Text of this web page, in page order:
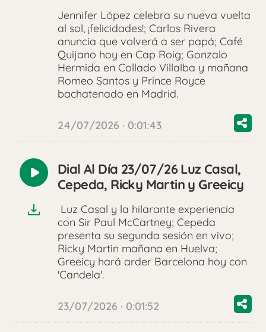
Jennifer López celebra su nueva vuelta
al sol, ¡felicidades!; Carlos Rivera
anuncia que volverá a ser papá; Café
Quijano hoy en Cap Roig; Gonzalo
Hermida en Collado Villalba y mañana
Romeo Santos y Prince Royce
bachatenado en Madrid.
24/07/2026 · 0:01:43
Reproducir
audio
Dial Al Día 23/07/26 Luz Casal,
Cepeda, Ricky Martin y Greeicy
Luz Casal y la hilarante experiencia
con Sir Paul McCartney; Cepeda
presenta su segunda sesión en vivo;
Ricky Martin mañana en Huelva;
Greeicy hará arder Barcelona hoy con
'Candela'.
23/07/2026 · 0:01:52